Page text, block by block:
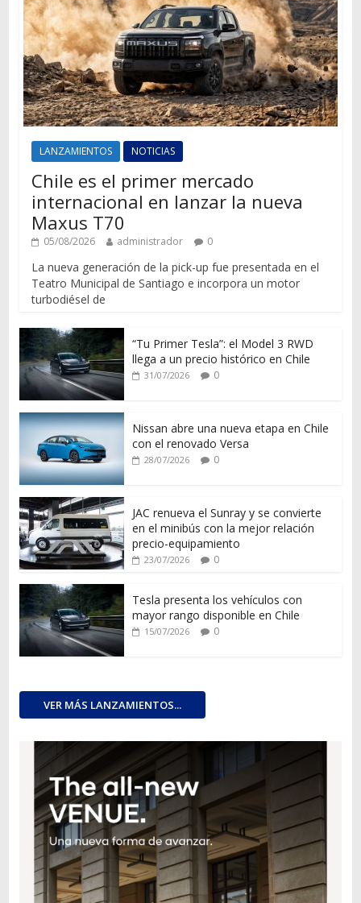
LANZAMIENTOS NOTICIAS
Chile es el primer mercado
internacional en lanzar la nueva
Maxus T70
05/08/2026 administrador 0
La nueva generación de la pick-up fue presentada en el
Teatro Municipal de Santiago e incorpora un motor
turbodiésel de
“Tu Primer Tesla”: el Model 3 RWD
llega a un precio histórico en Chile
31/07/2026 0
Nissan abre una nueva etapa en Chile
con el renovado Versa
28/07/2026 0
JAC renueva el Sunray y se convierte
en el minibús con la mejor relación
precio-equipamiento
23/07/2026 0
Tesla presenta los vehículos con
mayor rango disponible en Chile
15/07/2026 0
VER MÁS LANZAMIENTOS...